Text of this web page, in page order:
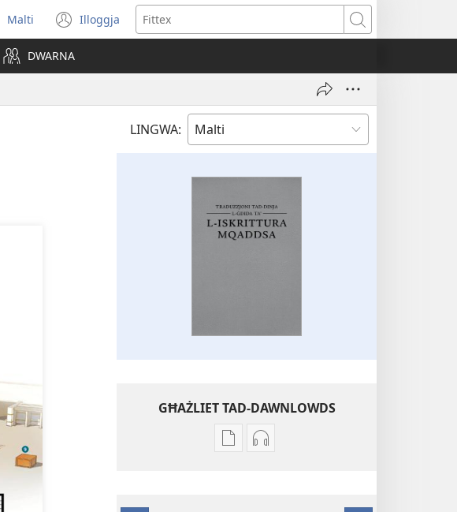
Agħżel
il-
lingwa
Malti Illoggja
(opens
new
Fittex
DWARNA
LINGWA:
GĦAŻLIET TAD-DAWNLOWDS
GħażlietGħażliet